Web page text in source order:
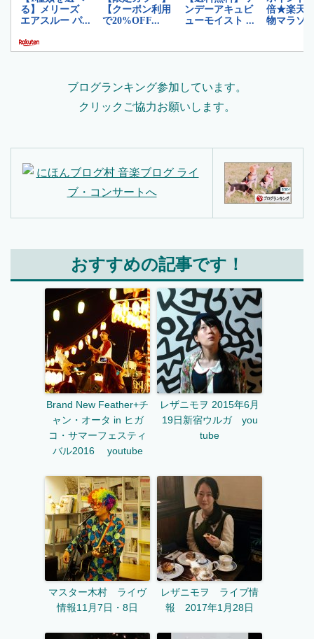
ブログランキング参加しています。
クリックご協力お願いします。
おすすめの記事です！
Brand New Feather+チ
ャン・オータ in ヒガ
コ・サマーフェスティ
バル2016 youtube
レザニモヲ 2015年6月
19日新宿ウルガ you
tube
マスター木村 ライヴ
情報11月7日・8日
レザニモヲ ライブ情
報 2017年1月28日